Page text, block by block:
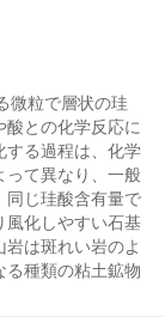
微粒で層状の珪
との化学反応に
する過程は、化学
って異なり、一般
同じ珪酸含有量で
風化しやすい石基
は斑れい岩のよ
る種類の粘土鉱物